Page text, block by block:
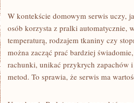
W kontekście domowym serwis uczy,
osób korzysta z pralki automatycznie,
temperaturą, rodzajem tkaniny czy
można zacząć prać bardziej
rachunki, unikać przykrych zapachów
metod. To sprawia, że serwis ma